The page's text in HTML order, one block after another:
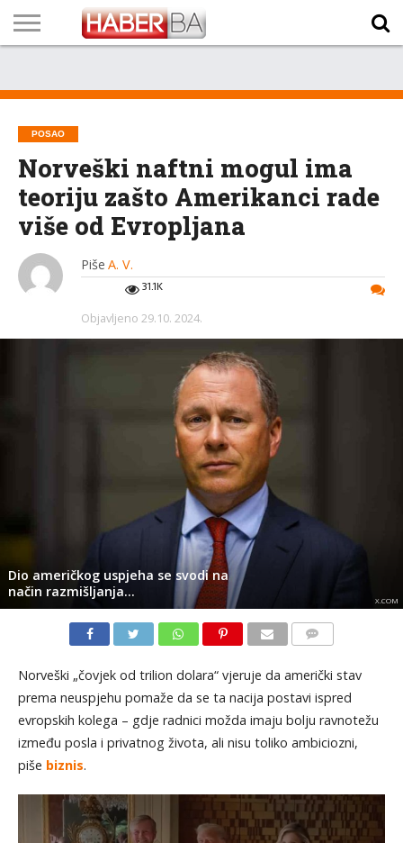
TECH
PROGRAM
PROGNOZA
PUTEVIMA
LISTA
NAMA
POSAO
Norveški naftni mogul ima
teoriju zašto Amerikanci rade
više od Evropljana
Piše A. V.
31.1K
Objavljeno 29.10. 2024.
Dio američkog uspjeha se svodi na
način razmišljanja…
X.COM
Norveški „čovjek od trilion dolara“ vjeruje da američki stav
prema neuspjehu pomaže da se ta nacija postavi ispred
evropskih kolega – gdje radnici možda imaju bolju ravnotežu
između posla i privatnog života, ali nisu toliko ambiciozni,
piše biznis.